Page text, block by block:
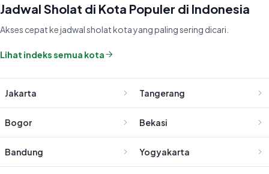
Jadwal Sholat di Kota Populer di Indonesia
Akses cepat ke jadwal sholat kota yang paling sering dicari.
Lihat indeks semua kota
Jakarta Tangerang
Bogor Bekasi
Bandung Yogyakarta